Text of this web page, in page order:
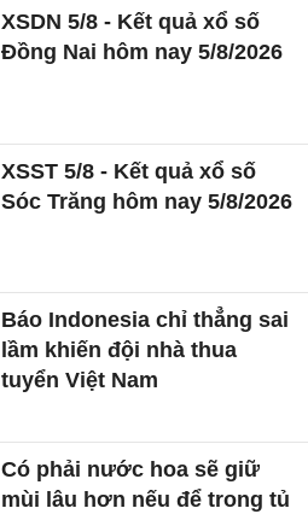
XSDN 5/8 - Kết quả xổ số
Đồng Nai hôm nay 5/8/2026
XSST 5/8 - Kết quả xổ số
Sóc Trăng hôm nay 5/8/2026
Báo Indonesia chỉ thẳng sai
lầm khiến đội nhà thua
tuyển Việt Nam
Có phải nước hoa sẽ giữ
mùi lâu hơn nếu để trong tủ